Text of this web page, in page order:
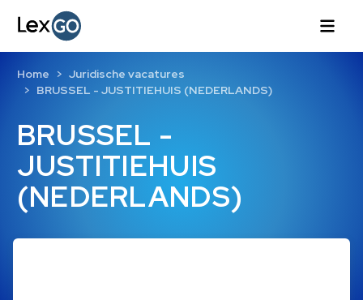
BRUSSEL -
JUSTITIEHUIS
(NEDERLANDS)
Home
Juridische vacatures
BRUSSEL - JUSTITIEHUIS (NEDERLANDS)